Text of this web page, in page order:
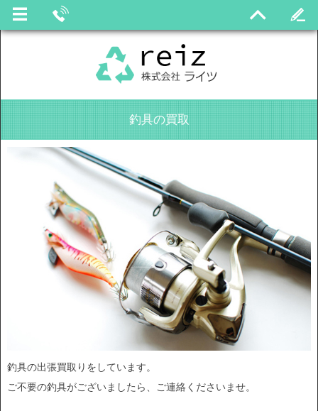
釣具の買取
釣具の出張買取りをしています。
ご不要の釣具がございましたら、ご連絡くださいませ。